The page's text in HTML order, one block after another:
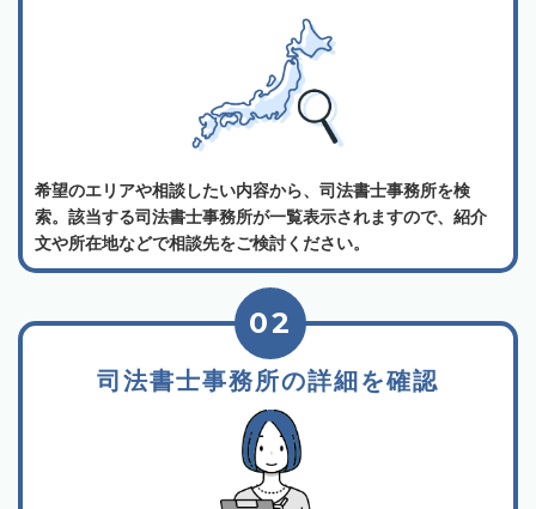
希望のエリアや相談したい内容から、司法書士事務所を検
索。該当する司法書士事務所が一覧表示されますので、紹介
文や所在地などで相談先をご検討ください。
司法書士事務所の詳細を確認
02